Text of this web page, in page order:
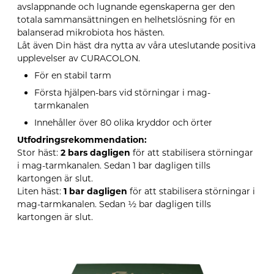
avslappnande och lugnande egenskaperna ger den
totala sammansättningen en helhetslösning för en
balanserad mikrobiota hos hästen.
Låt även Din häst dra nytta av våra uteslutande positiva
upplevelser av CURACOLON.
För en stabil tarm
Första hjälpen-bars vid störningar i mag-
tarmkanalen
Innehåller över 80 olika kryddor och örter
Utfodringsrekommendation:
Stor häst: 2 bars dagligen för att stabilisera störningar
i mag-tarmkanalen. Sedan 1 bar dagligen tills
kartongen är slut.
Liten häst: 1 bar dagligen för att stabilisera störningar i
mag-tarm­kanalen. Sedan ½ bar dagligen tills
kartongen är slut.